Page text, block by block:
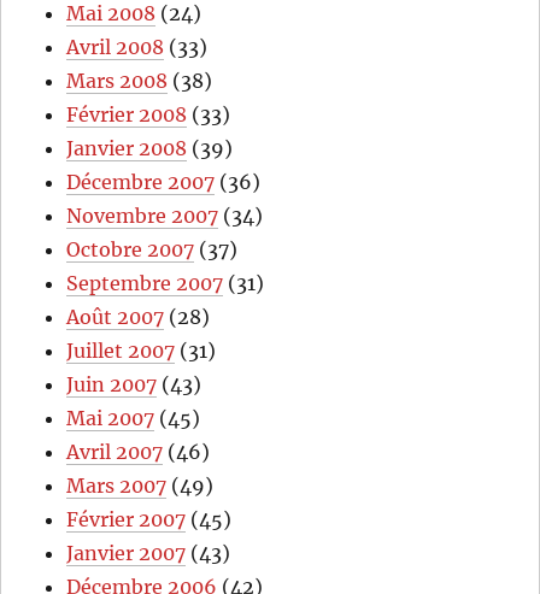
Mai 2008 (24)
Avril 2008 (33)
Mars 2008 (38)
Février 2008 (33)
Janvier 2008 (39)
Décembre 2007 (36)
Novembre 2007 (34)
Octobre 2007 (37)
Septembre 2007 (31)
Août 2007 (28)
Juillet 2007 (31)
Juin 2007 (43)
Mai 2007 (45)
Avril 2007 (46)
Mars 2007 (49)
Février 2007 (45)
Janvier 2007 (43)
Décembre 2006 (42)